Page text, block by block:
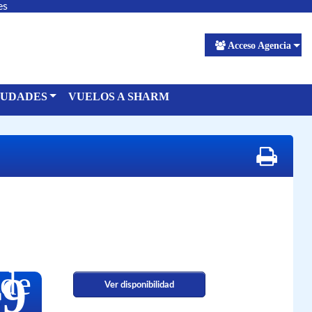
Acceso Agencia
VUELOS A SHARM
Ver disponibilidad